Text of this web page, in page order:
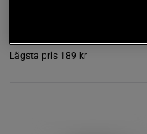
Lägsta pris 189 kr